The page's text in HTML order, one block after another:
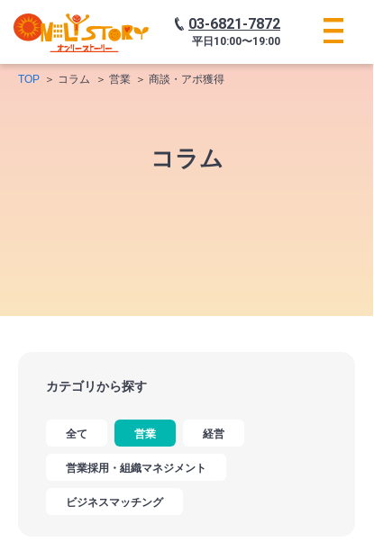
03-6821-7872
平日 10:00〜19:00
TOP コラム 営業 商談・アポ獲得
コラム
カテゴリから探す
全て 営業 経営
営業採用・組織マネジメント
ビジネスマッチング